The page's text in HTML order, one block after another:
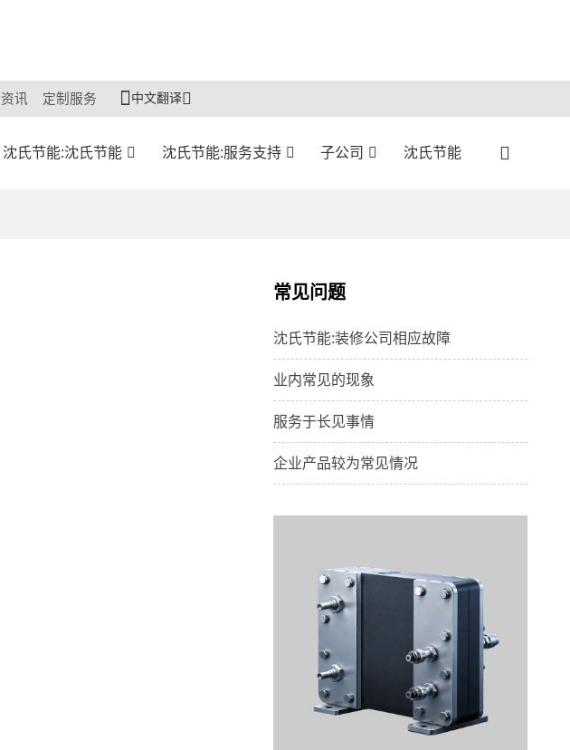
讯 定制服务 中文翻译
沈氏节能:沈氏节能 沈氏节能:服务支持 子公司 沈氏节能
常见问题
沈氏节能:装修公司相应故障
业内常见的现象
服务于长见事情
企业产品较为常见情况